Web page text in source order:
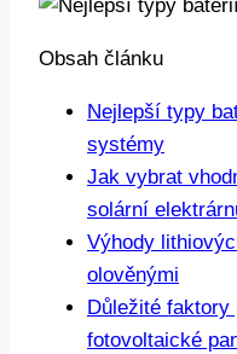
Obsah článku
Nejlepší typy
systémy
Jak vybrat
solární
Výhody
olověnými
Důležité
fotovoltaické